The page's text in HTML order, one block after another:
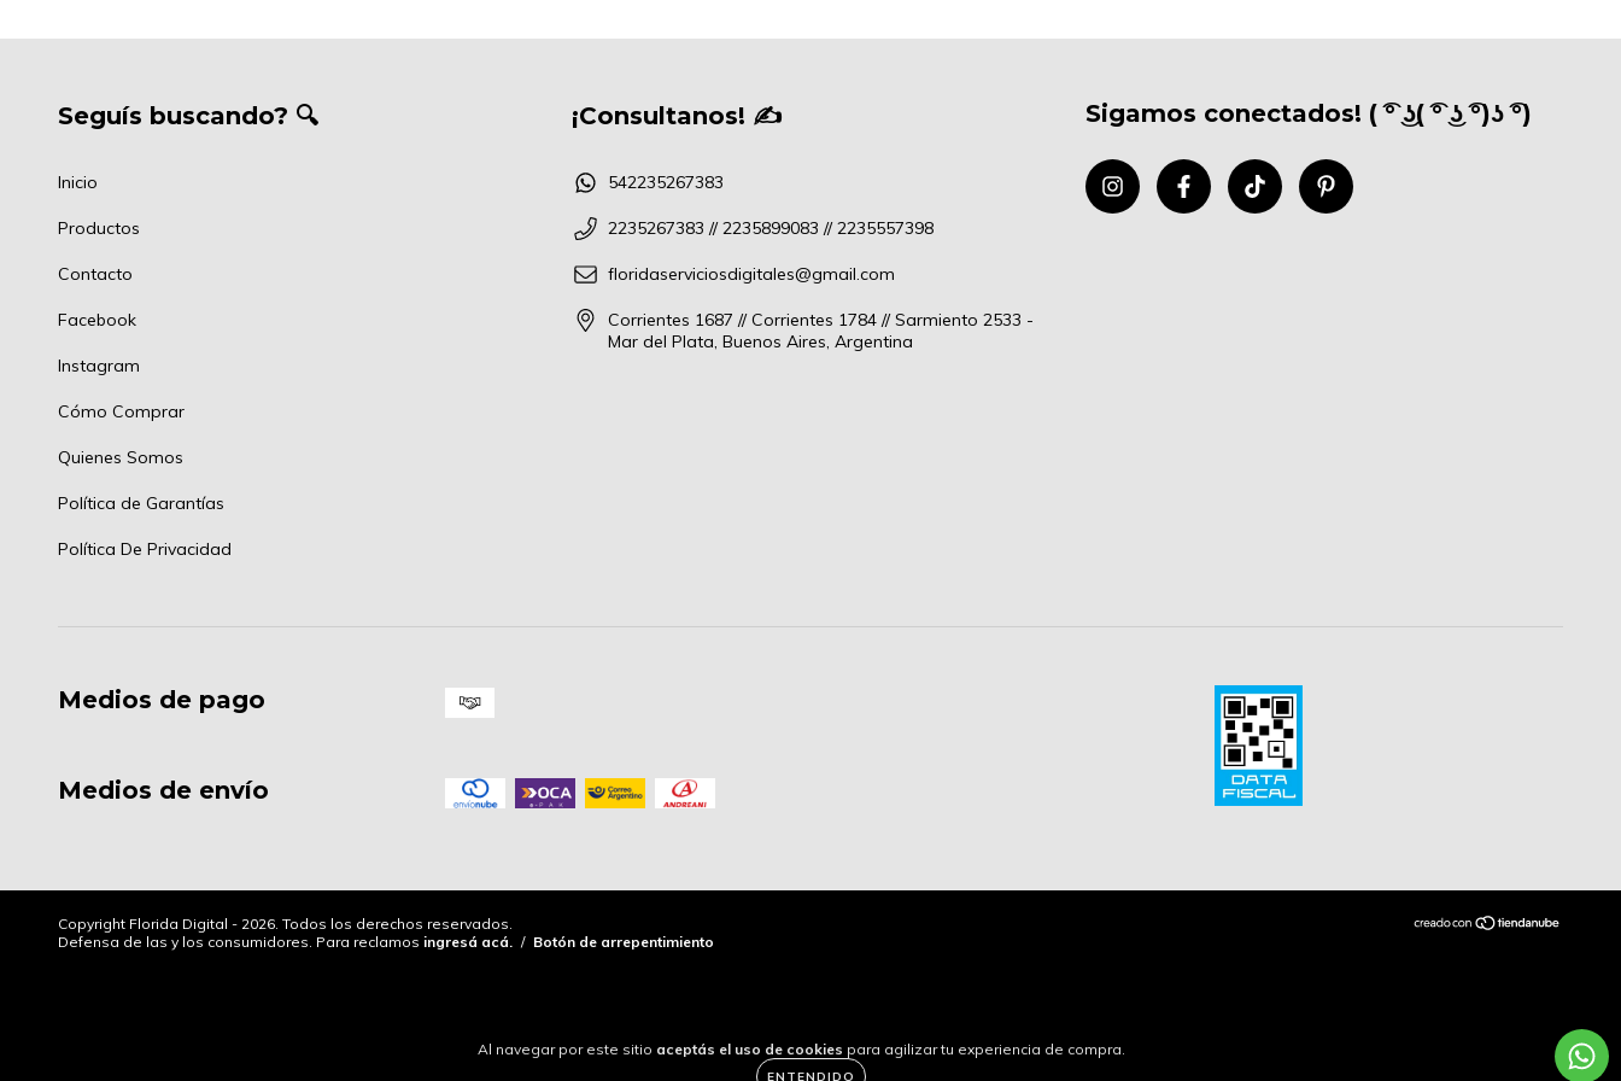
Al navegar por este sitio aceptás el uso de cookies para agilizar tu experiencia de compra.
ENTENDIDO
Seguís buscando? 🔍
Inicio
Productos
Contacto
Facebook
Instagram
Cómo Comprar
Quienes Somos
Política de Garantías
Política De Privacidad
¡Consultanos! ✍
542235267383
2235267383 // 2235899083 // 2235557398
floridaserviciosdigitales@gmail.com
Corrientes 1687 // Corrientes 1784 // Sarmiento 2533 -
Mar del Plata, Buenos Aires, Argentina
Sigamos conectados! ( ͡° ͜ʖ( ͡° ͜ʖ ͡°)ʖ ͡°)
Medios de pago
Medios de envío
Copyright Florida Digital - 2026. Todos los derechos reservados.
Defensa de las y los consumidores. Para reclamos ingresá acá. / Botón de arrepentimiento